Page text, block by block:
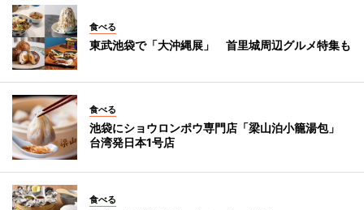
食べる
東武池袋で「大沖縄展」 首里城周辺グルメ特集も
食べる
池袋にショウロンポウ専門店「梁山泊小籠湯包」
台湾発日本1号店
食べる